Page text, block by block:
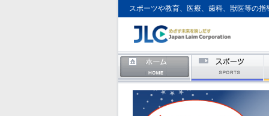
スポーツや教育、医療、歯科、獣医等の